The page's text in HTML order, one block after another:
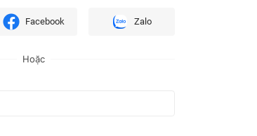
Facebook Zalo
Hoặc